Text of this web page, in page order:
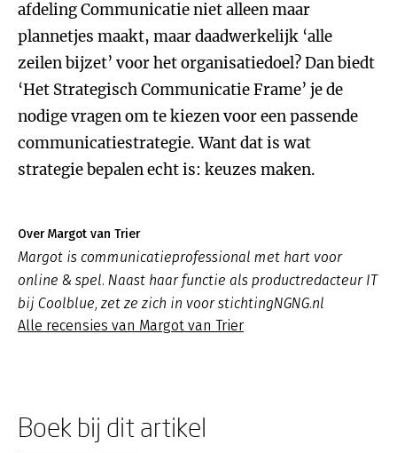
afdeling Communicatie niet alleen maar
plannetjes maakt, maar daadwerkelijk ‘alle
zeilen bijzet’ voor het organisatiedoel? Dan biedt
‘Het Strategisch Communicatie Frame’ je de
nodige vragen om te kiezen voor een passende
communicatiestrategie. Want dat is wat
strategie bepalen echt is: keuzes maken.
Over Margot van Trier
Margot is communicatieprofessional met hart voor
online & spel. Naast haar functie als productredacteur IT
bij Coolblue, zet ze zich in voor stichtingNGNG.nl
Alle recensies van Margot van Trier
Boek bij dit artikel